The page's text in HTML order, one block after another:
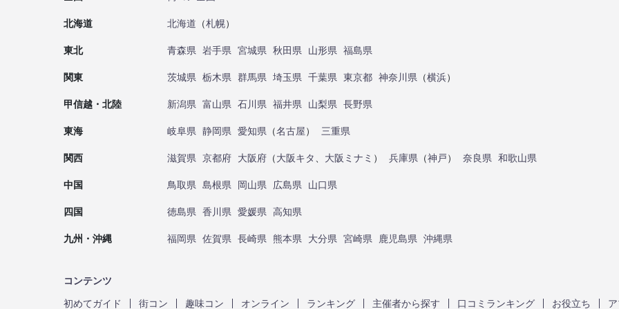
北海道 北海道 （札幌）
東北 青森県 岩手県 宮城県 秋田県 山形県 福島県
関東 茨城県 栃木県 群馬県 埼玉県 千葉県 東京都 神奈川県 （横浜）
甲信越・北陸 新潟県 富山県 石川県 福井県 山梨県 長野県
東海 岐阜県 静岡県 愛知県 （名古屋） 三重県
関西 滋賀県 京都府 大阪府 （大阪キタ 大阪ミナミ ） 兵庫県 （神戸） 奈良県 和歌山県
中国 鳥取県 島根県 岡山県 広島県 山口県
四国 徳島県 香川県 愛媛県 高知県
九州・沖縄 福岡県 佐賀県 長崎県 熊本県 大分県 宮崎県 鹿児島県 沖縄県
コンテンツ
初めてガイド
街コン 趣味コン オンライン ランキング 主催者から探す 口コミランキング お役立ち